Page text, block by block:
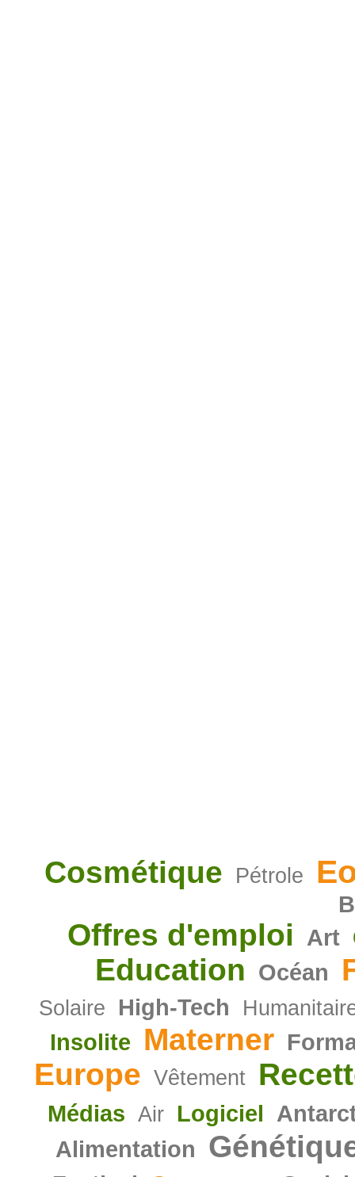
Cosmétique Pétrole
Offres d'emploi Art
Education Océan
Solaire High-Tech
Insolite Materner
Europe Vêtement
Médias Air Logiciel
Alimentation